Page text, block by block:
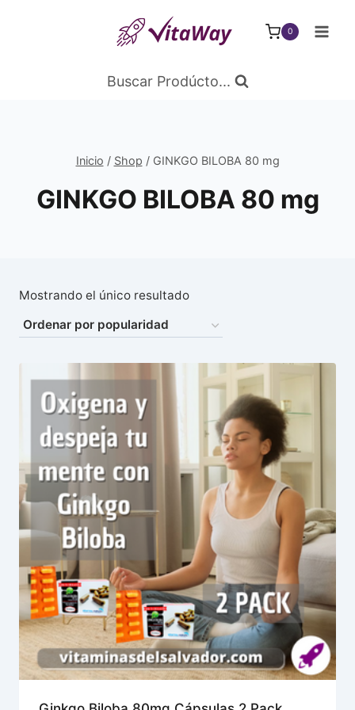
0
Buscar Prodúcto...
Inicio / Shop / GINKGO BILOBA 80 mg
GINKGO BILOBA 80 mg
Mostrando el único resultado